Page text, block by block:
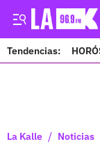
Tendencias:
La Kalle / Noticias